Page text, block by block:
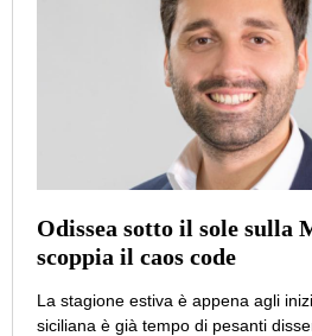
Odissea sotto il sole sulla
scoppia il caos code
La stagione estiva è appena agli
siciliana è già tempo di pesanti